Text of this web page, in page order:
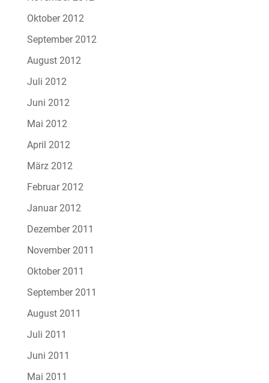
Oktober 2012
September 2012
August 2012
Juli 2012
Juni 2012
Mai 2012
April 2012
März 2012
Februar 2012
Januar 2012
Dezember 2011
November 2011
Oktober 2011
September 2011
August 2011
Juli 2011
Juni 2011
Mai 2011